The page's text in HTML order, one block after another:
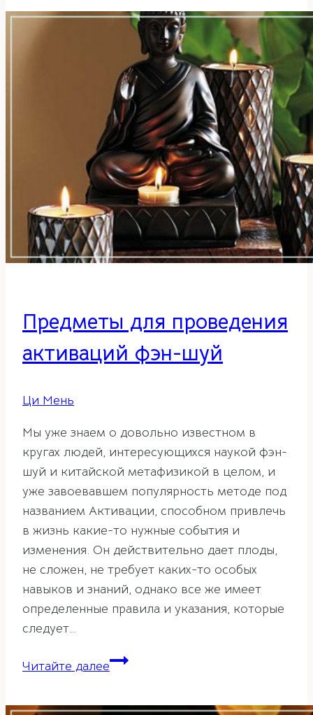
«Согревание
денежной
звезды»
Предметы для проведения
активаций фэн-шуй
Ци Мень
Мы уже знаем о довольно известном в
кругах людей, интересующихся наукой фэн-
шуй и китайской метафизикой в целом, и
уже завоевавшем популярность методе под
названием Активации, способном привлечь
в жизнь какие-то нужные события и
изменения. Он действительно дает плоды,
не сложен, не требует каких-то особых
навыков и знаний, однако все же имеет
определенные правила и указания, которые
следует…
Читайте далееПредметы